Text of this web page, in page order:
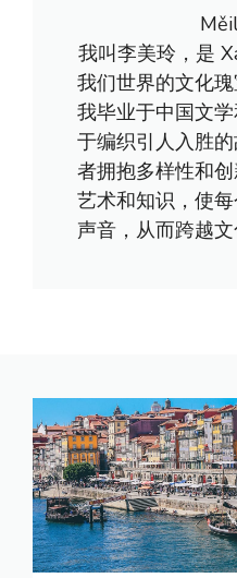
我叫李美玲，是
我们世界的文化瑰
我毕业于中国文
于编织引人入胜
者拥抱多样性和
艺术和知识，使
声音，从而跨越文